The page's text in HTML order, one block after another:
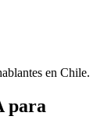
en Chile.
para